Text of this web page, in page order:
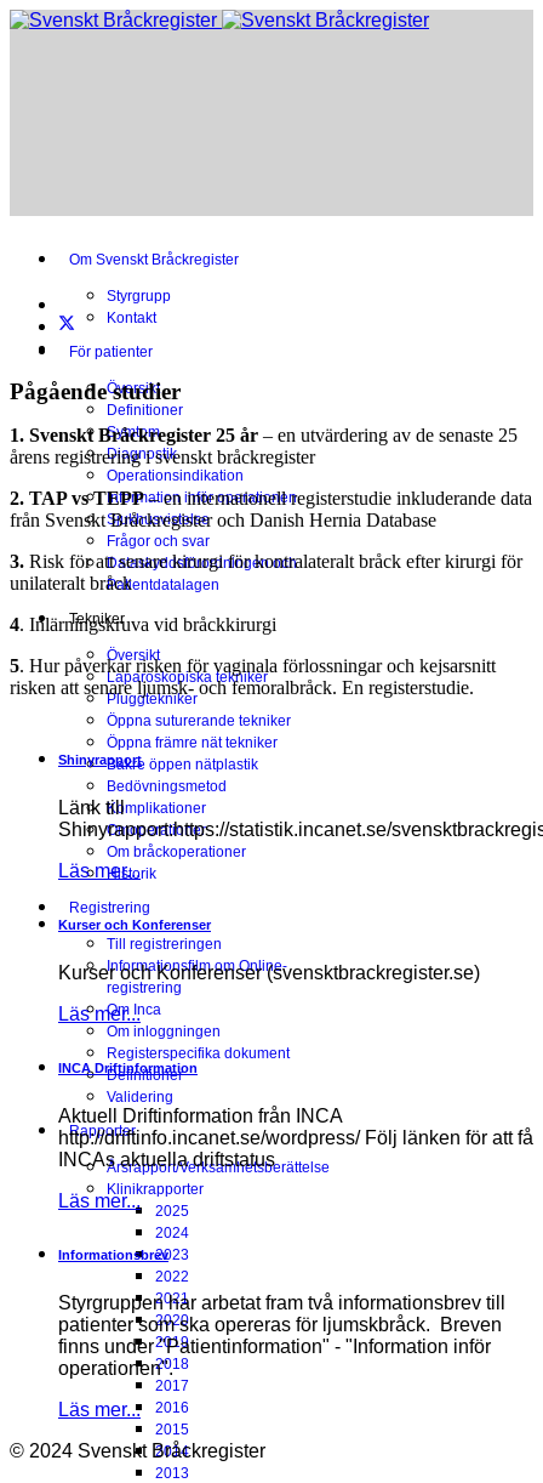
Om Svenskt Bråckregister
Styrgrupp
Kontakt
För patienter
Översikt
Definitioner
Symtom
Diagnostik
Operationsindikation
Information inför operationen
Sjukhusvistelse
Frågor och svar
Dataskyddsförordningen och
Patientdatalagen
Tekniker
Översikt
Laparoskopiska tekniker
Pluggtekniker
Öppna suturerande tekniker
Öppna främre nät tekniker
Bakre öppen nätplastik
Bedövningsmetod
Komplikationer
Omoperationer
Om bråckoperationer
Historik
Registrering
Till registreringen
Informationsfilm om Online-
registrering
Om Inca
Om inloggningen
Registerspecifika dokument
Definitioner
Validering
Rapporter
Årsrapport/Verksamhetsberättelse
Klinikrapporter
2025
2024
2023
2022
2021
2020
2019
2018
2017
2016
2015
2014
2013
Pågående studier
1. Svenskt Bråckregister 25 år – en utvärdering av de senaste 25
årens registrering i svenskt bråckregister
2. TAP vs TEPP– en internationell registerstudie inkluderande data
från Svenskt Bråckregister och Danish Hernia Database
3. Risk för att senare kirurgi för kontralateralt bråck efter kirurgi för
unilateralt bråck
4. Inlärningskruva vid bråckkirurgi
5. Hur påverkar risken för vaginala förlossningar och kejsarsnitt
risken att senare ljumsk- och femoralbråck. En registerstudie.
Shinyrapport
Länk till
Shinyrapport:https://statistik.incanet.se/
Läs mer...
Kurser och Konferenser
Kurser och Konferenser (svensktbrackregister.se)
Läs mer...
INCA Driftinformation
Aktuell Driftinformation från INCA
http://driftinfo.incanet.se/wordpress/ Följ länken för att få
INCAs aktuella driftstatus
Läs mer...
Informationsbrev
Styrgruppen har arbetat fram två informationsbrev till
patienter som ska opereras för ljumskbråck. Breven
finns under "Patientinformation" - "Information inför
operationen".
Läs mer...
© 2024 Svenskt Bråckregister